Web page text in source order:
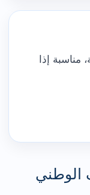
إذا
الوطني